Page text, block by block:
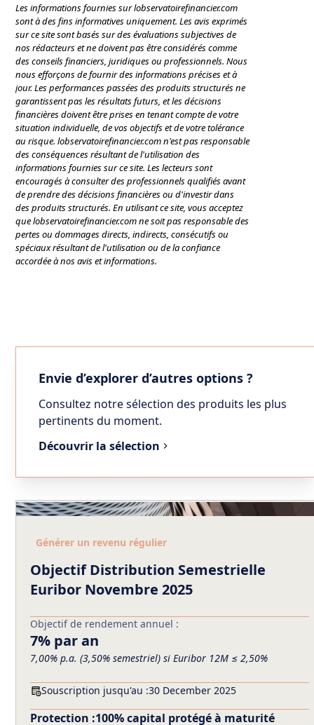
Les informations fournies sur lobservatoirefinancier.com
sont à des fins informatives uniquement. Les avis exprimés
sur ce site sont basés sur des évaluations subjectives de
nos rédacteurs et ne doivent pas être considérés comme
des conseils financiers, juridiques ou professionnels. Nous
nous efforçons de fournir des informations précises et à
jour. Les performances passées des produits structurés ne
garantissent pas les résultats futurs, et les décisions
financières doivent être prises en tenant compte de votre
situation individuelle, de vos objectifs et de votre tolérance
au risque. lobservatoirefinancier.com n'est pas responsable
des conséquences résultant de l'utilisation des
informations fournies sur ce site. Les lecteurs sont
encouragés à consulter des professionnels qualifiés avant
de prendre des décisions financières ou d'investir dans
des produits structurés. En utilisant ce site, vous acceptez
que lobservatoirefinancier.com ne soit pas responsable des
pertes ou dommages directs, indirects, consécutifs ou
spéciaux résultant de l'utilisation ou de la confiance
accordée à nos avis et informations.
Envie d’explorer d’autres options ?
Consultez notre sélection des produits les plus
pertinents du moment.
Découvrir la sélection
Générer un revenu régulier
Objectif Distribution Semestrielle
Euribor Novembre 2025
Objectif de rendement annuel :
7% par an
7,00% p.a. (3,50% semestriel) si Euribor 12M ≤ 2,50%
Souscription jusqu'au :30 December 2025
Protection :100% capital protégé à maturité